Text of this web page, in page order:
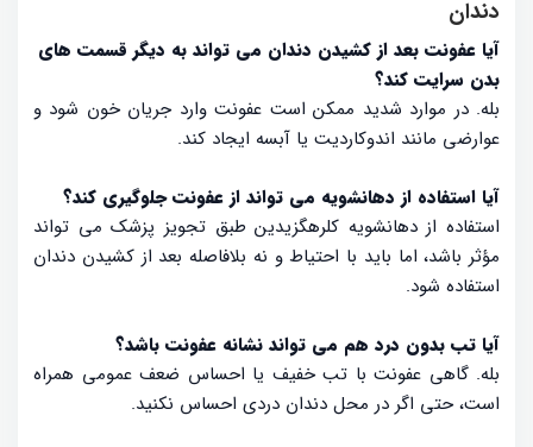
دندان
آیا عفونت بعد از کشیدن دندان می تواند به دیگر قسمت های
بدن سرایت کند؟
بله. در موارد شدید ممکن است عفونت وارد جریان خون شود و
عوارضی مانند اندوکاردیت یا آبسه ایجاد کند.
آیا استفاده از دهانشویه می تواند از عفونت جلوگیری کند؟
استفاده از دهانشویه کلرهگزیدین طبق تجویز پزشک می تواند
مؤثر باشد، اما باید با احتیاط و نه بلافاصله بعد از کشیدن دندان
استفاده شود.
آیا تب بدون درد هم می تواند نشانه عفونت باشد؟
بله. گاهی عفونت با تب خفیف یا احساس ضعف عمومی همراه
است، حتی اگر در محل دندان دردی احساس نکنید.